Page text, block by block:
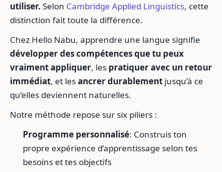
utiliser. Selon Cambridge Applied Linguistics, cette
distinction fait toute la différence.
Chez Hello Nabu, apprendre une langue signifie
développer des compétences que tu peux
vraiment appliquer, les pratiquer avec un retour
immédiat, et lesancrer durablement jusqu’à ce
qu’elles deviennent naturelles.
Notre méthode repose sur six piliers :
Programme personnalisé: Construis ton
propre expérience d’apprentissage selon tes
besoins et tes objectifs